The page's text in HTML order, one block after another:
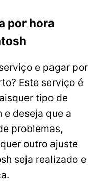
por hora
e pagar por
Este serviço é
tipo de
e deseja que a
problemas,
outro ajuste
seja realizado e